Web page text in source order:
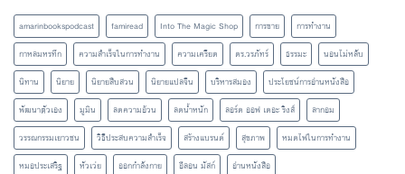
amarinbookspodcast famiread Into The Magic Shop การขาย
การทำงาน
กาหลมหรทึก
ความสำเร็จในการทำงาน ความเครียด ดร.วรภัทร์ ธรรมะ
นอนไม่หลับ
นิทาน
นิยาย นิยายสืบสวน นิยายแปลจีน บริหารสมอง
ประโยชน์การอ่านหนังสือ
พัฒนาตัวเอง
มูมิน ลดความอ้วน ลดน้ำหนัก ลอร์ด ออฟ เดอะ ริงส์
ลากอม
วรรณกรรมเยาวชน
วิธีประสบความสำเร็จ สร้างแบรนด์ สุขภาพ
หมดไฟในการทำงาน
หมอประเสริฐ
หัวเว่ย ออกกำลังกาย อีลอน มัสก์
อ่านหนังสือ